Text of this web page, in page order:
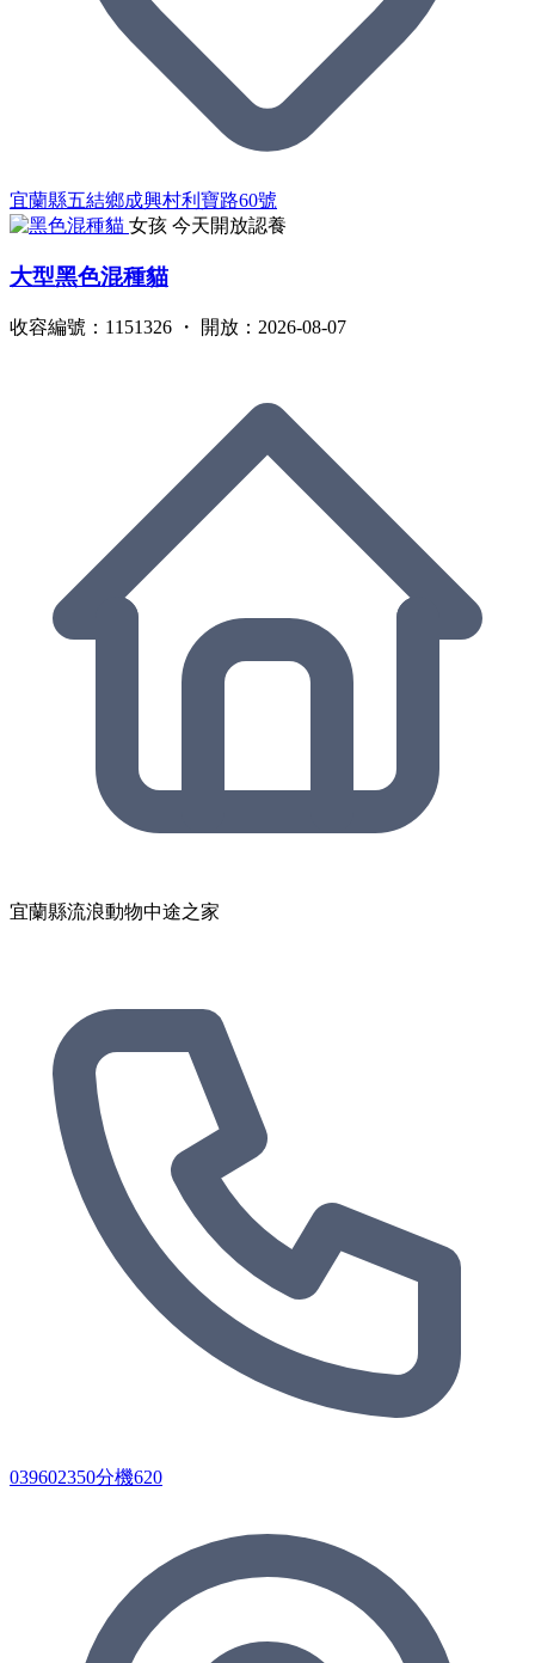
宜蘭縣五結鄉成興村利寶路60號
女孩 今天開放認養
大型黑色混種貓
收容編號：1151326 ・ 開放：2026-08-07
宜蘭縣流浪動物中途之家
039602350分機620